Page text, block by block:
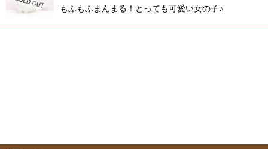
もふもふまんまる！とっても可愛い女の子♪